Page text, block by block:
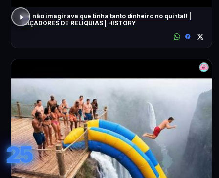
Ele não imaginava que tinha tanto dinheiro no quintal! |
CAÇADORES DE RELÍQUIAS | HISTORY
25